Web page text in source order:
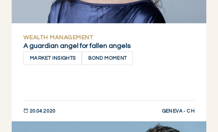
WEALTH MANAGEMENT
A guardian angel for fallen angels
MARKET INSIGHTS BOND MOMENT
20.04.2020 GENEVA - CH